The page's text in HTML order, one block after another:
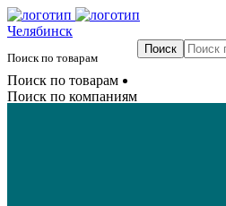
Челябинск
Поиск по товарам
Поиск по товарам
Поиск по компаниям